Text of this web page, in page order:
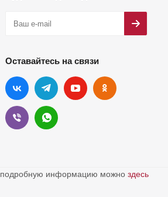
Оставайтесь на связи
подробную информацию можно здесь